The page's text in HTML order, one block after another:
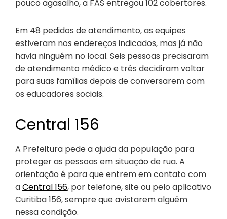
pouco agasalho, a FAS entregou 102 cobertores.
Em 48 pedidos de atendimento, as equipes
estiveram nos endereços indicados, mas já não
havia ninguém no local. Seis pessoas precisaram
de atendimento médico e três decidiram voltar
para suas famílias depois de conversarem com
os educadores sociais.
Central 156
A Prefeitura pede a ajuda da população para
proteger as pessoas em situação de rua. A
orientação é para que entrem em contato com
aCentral 156, por telefone, site ou pelo aplicativo
Curitiba 156, sempre que avistarem alguém
nessa condição.